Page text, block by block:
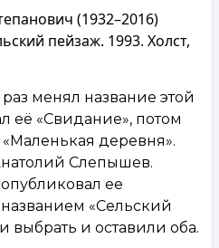
(1932–2016)
пейзаж. 1993. Холст,
менял название этой
её «Свидание», потом
деревня».
Слепышев.
ее
«Сельский
выбрать и оставили оба.